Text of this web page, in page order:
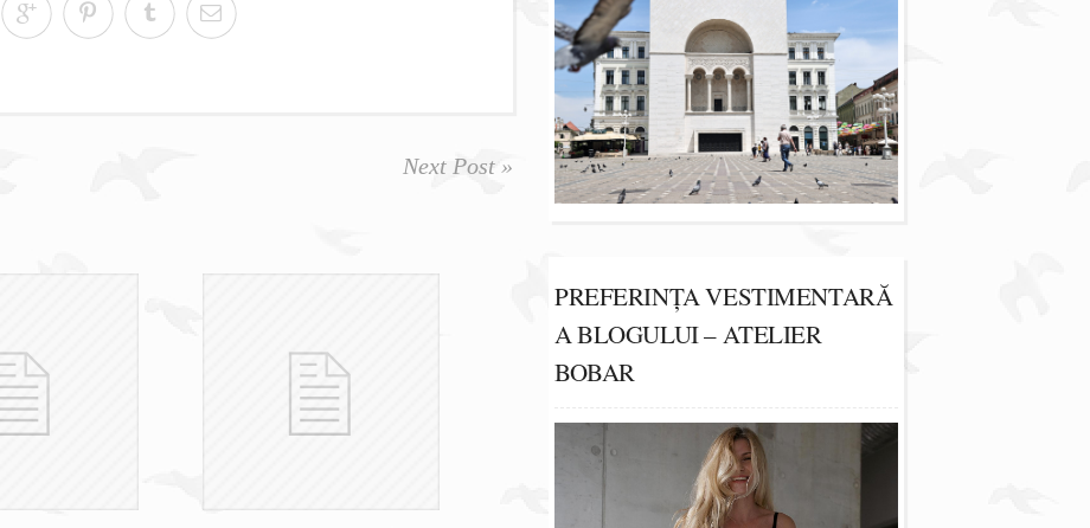
Next Post »
PREFERINȚA VESTIMENTARĂ
A BLOGULUI – ATELIER
BOBAR